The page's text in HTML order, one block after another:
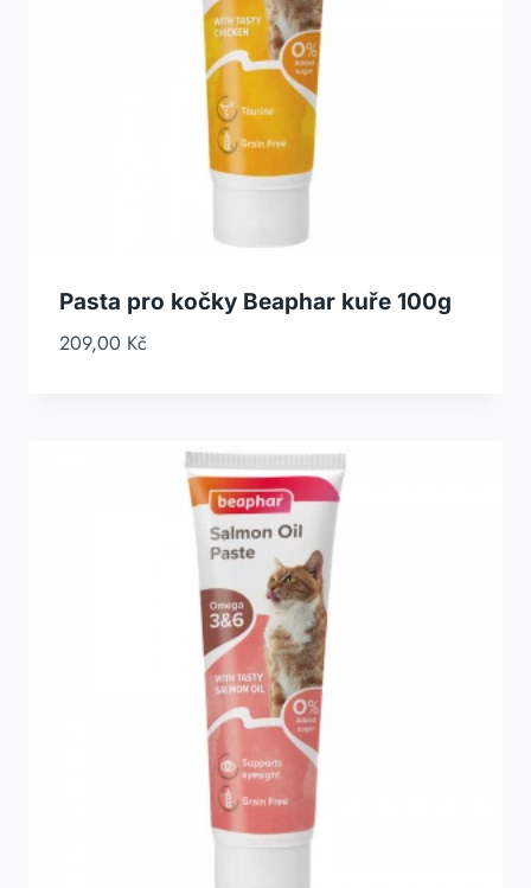
Pasta pro kočky Beaphar kuře 100g
209,00 Kč